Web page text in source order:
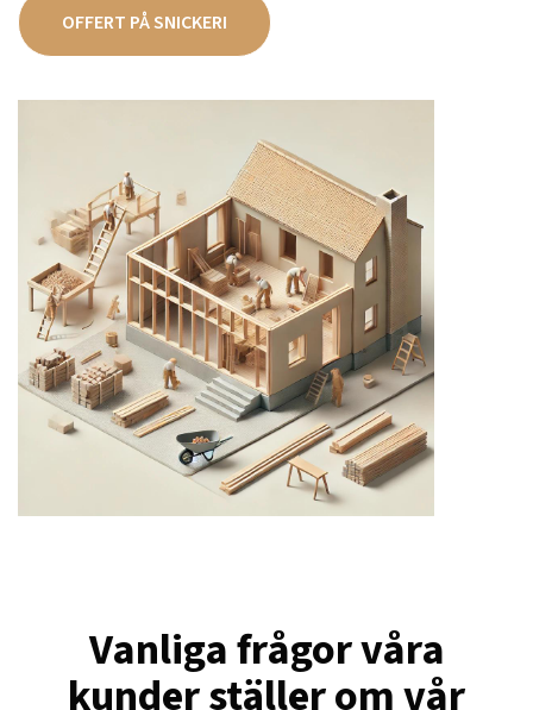
OFFERT PÅ SNICKERI
Vanliga frågor våra
kunder ställer om vår